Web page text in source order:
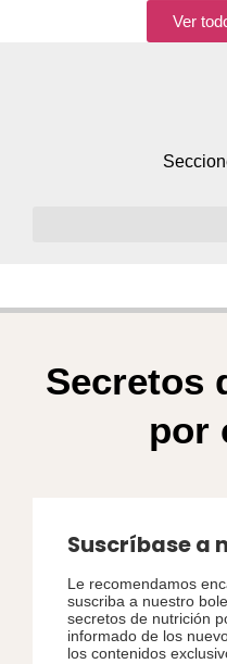
Ver
Secretos
por
Suscríbase a
Le recomendamos
suscriba a nuestro
secretos de nutrición
informado de los
los contenidos